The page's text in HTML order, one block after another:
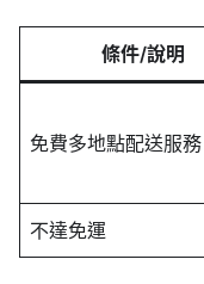
條件/說明
免費多地點配送服務
不達免運